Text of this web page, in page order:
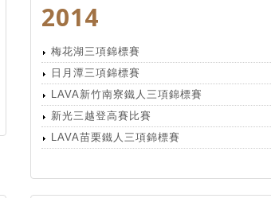
2014
梅花湖三項錦標賽
日月潭三項錦標賽
LAVA新竹南寮鐵人三項錦標賽
新光三越登高賽比賽
LAVA苗栗鐵人三項錦標賽